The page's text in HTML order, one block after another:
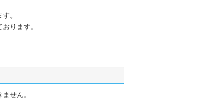
。
ります。
せん。